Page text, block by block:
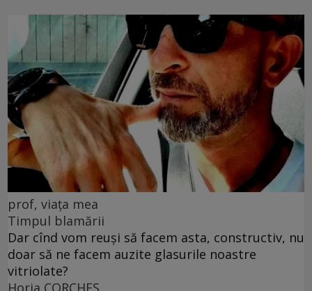
prof, viața mea
Timpul blamării
Dar cînd vom reuși să facem asta, constructiv, nu
doar să ne facem auzite glasurile noastre
vitriolate?